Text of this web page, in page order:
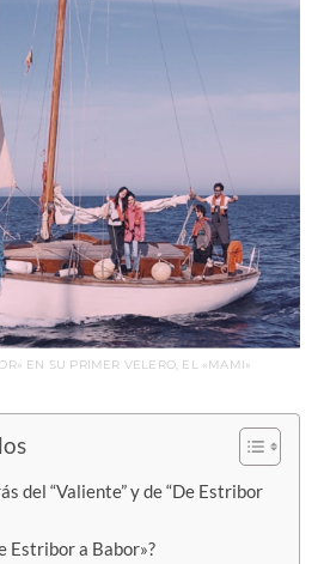
EN SU PRIMER VELERO, EL «MAMI»
del “Valiente” y de “De Estribor
Estribor a Babor»?